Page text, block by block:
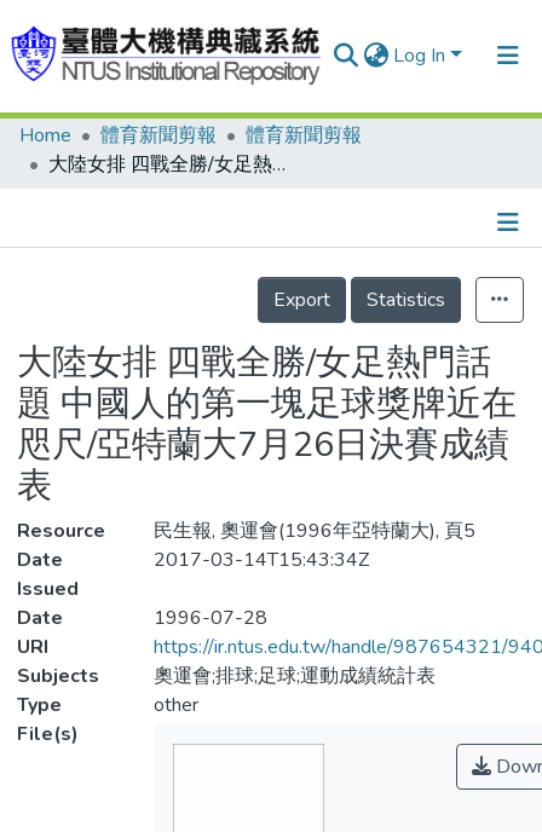
Log In
Communities & Collections
Statistics
Home 體育新聞剪報
體育新聞剪報
大陸女排 四戰全勝/女足熱門話題 中國人的第一塊足球獎牌近在咫尺/亞特蘭大7月26日決賽成績表
Details
Export
Statistics
大陸女排 四戰全勝/女足熱門話
題 中國人的第一塊足球獎牌近在
咫尺/亞特蘭大7月26日決賽成績
表
Resource
民生報, 奧運會(1996年亞特蘭大), 頁5
Date
Issued
2017-03-14T15:43:34Z
Date
1996-07-28
URI
https://ir.ntus.edu.tw/handle/987654321/
Subjects
奧運會;排球;足球;運動成績統計表
Type
other
File(s)